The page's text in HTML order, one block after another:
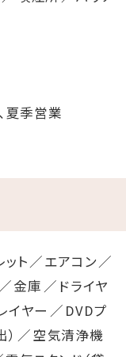
夏季営業
ット
エアコン
金庫
ドライヤ
イヤー
DVDプ
空気清浄機